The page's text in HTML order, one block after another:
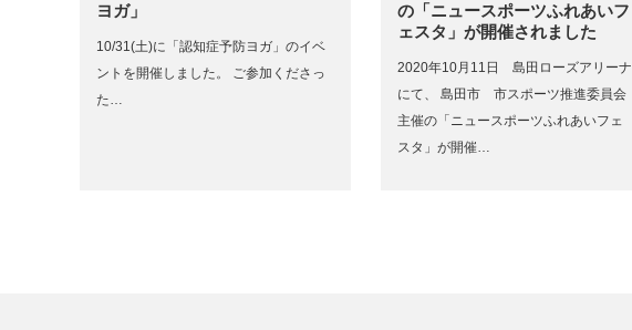
ヨガ」
10/31(土)に「認知症予防ヨガ」のイベ
ントを開催しました。 ご参加くださっ
た…
の「ニュースポーツふれあいフ
ェスタ」が開催されました
2020年10月11日 島田ローズアリーナ
にて、 島田市 市スポーツ推進委員会
主催の「ニュースポーツふれあいフェ
スタ」が開催…